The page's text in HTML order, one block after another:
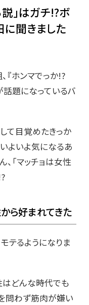
」はガチ!?ボ
に聞きました
『ホンマでっか!?
話題になっているバ
て目覚めたきっか
よいよ気になるあ
「マッチョは女性
ら好まれてきた
テるようになりま
はどんな時代でも
問わず筋肉が嫌い